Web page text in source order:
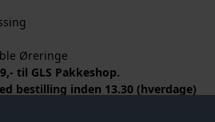
Øreringe
til GLS Pakkeshop.
bestilling inden 13.30 (hverdage)